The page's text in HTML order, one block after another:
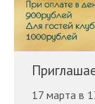
17 марта в